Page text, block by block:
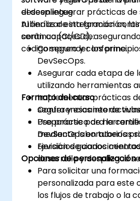
el despliegue.
deseen integrar prácticas de
tuberías de integración
continuo (CI/CD),
código seguro y conforme.
Al finalizar esta formación,
serán capaces de:
Comprender los
DevSecOps.
Asegurar cada etapa de
utilizando herramientas
Implementar prácticas
segura y escaneo de
Prepararse para la
mediante laboratorios
revisión de
Formato del curso
Conferencias
Uso práctico de
DevSecOps en tuberías
Ejercicios guiados
desarrollo y despliegue
Opciones de personalización
Para solicitar una
personalizada para este
los flujos de trabajo o la